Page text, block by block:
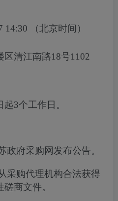
14:30 （北京时间）
区清江南路18号1102
3个工作日。
政府采购网 发布公告。
采购代理机构合法获得
商文件。